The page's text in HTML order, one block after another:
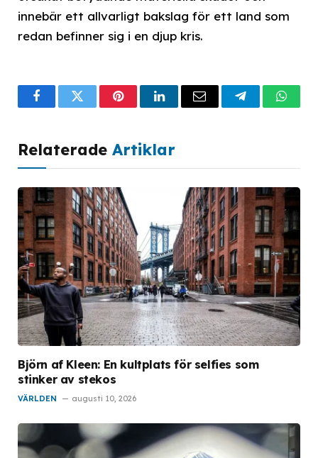
innebär ett allvarligt bakslag för ett land som
redan befinner sig i en djup kris.
FacebookTwitterPinterestLinkedInEmail Telegram
Relaterade Artiklar
Björn af Kleen: En kultplats för selfies som
stinker av stekos
VÄRLDEN augusti 10, 2026